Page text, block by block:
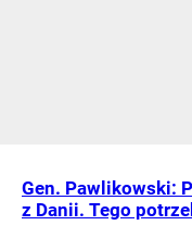
Gen. Pawlikowski:
z Danii. Tego